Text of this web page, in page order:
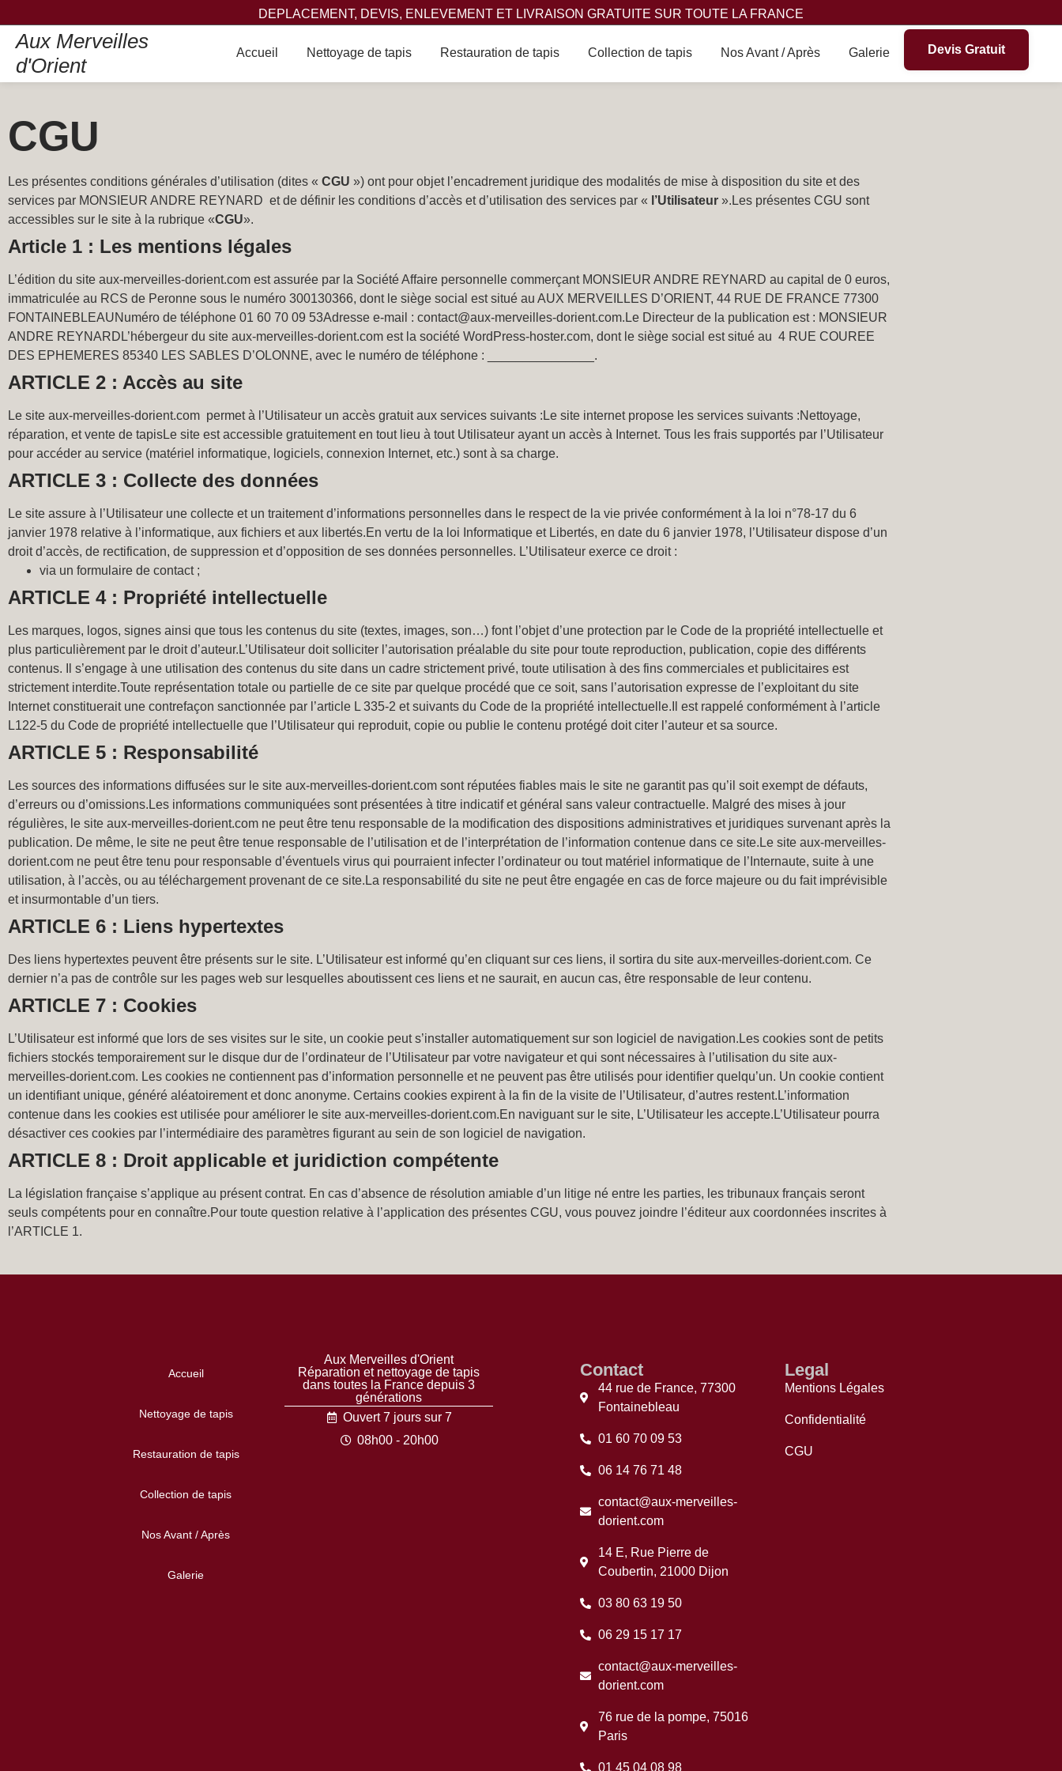
DEPLACEMENT, DEVIS, ENLEVEMENT ET LIVRAISON GRATUITE SUR TOUTE LA FRANCE
Aux Merveilles
d'Orient
Accueil Nettoyage de tapis Restauration de tapis Collection de tapis Nos Avant / Après Galerie Devis Gratuit
CGU
Les présentes conditions générales d’utilisation (dites « CGU ») ont pour objet l’encadrement juridique des modalités de mise à disposition du site et des
services par MONSIEUR ANDRE REYNARD et de définir les conditions d’accès et d’utilisation des services par « l’Utilisateur ».Les présentes CGU sont
accessibles sur le site à la rubrique «CGU».
Article 1 : Les mentions légales
L’édition du site aux-merveilles-dorient.com est assurée par la Société Affaire personnelle commerçant MONSIEUR ANDRE REYNARD au capital de 0 euros,
immatriculée au RCS de Peronne sous le numéro 300130366, dont le siège social est situé au AUX MERVEILLES D’ORIENT, 44 RUE DE FRANCE 77300
FONTAINEBLEAUNuméro de téléphone 01 60 70 09 53Adresse e-mail : contact@aux-merveilles-dorient.com.Le Directeur de la publication est : MONSIEUR
ANDRE REYNARDL’hébergeur du site aux-merveilles-dorient.com est la société WordPress-hoster.com, dont le siège social est situé au 4 RUE COUREE
DES EPHEMERES 85340 LES SABLES D’OLONNE, avec le numéro de téléphone : _______________.
ARTICLE 2 : Accès au site
Le site aux-merveilles-dorient.com permet à l’Utilisateur un accès gratuit aux services suivants :Le site internet propose les services suivants :Nettoyage,
réparation, et vente de tapisLe site est accessible gratuitement en tout lieu à tout Utilisateur ayant un accès à Internet. Tous les frais supportés par l’Utilisateur
pour accéder au service (matériel informatique, logiciels, connexion Internet, etc.) sont à sa charge.
ARTICLE 3 : Collecte des données
Le site assure à l’Utilisateur une collecte et un traitement d’informations personnelles dans le respect de la vie privée conformément à la loi n°78-17 du 6
janvier 1978 relative à l’informatique, aux fichiers et aux libertés.En vertu de la loi Informatique et Libertés, en date du 6 janvier 1978, l’Utilisateur dispose d’un
droit d’accès, de rectification, de suppression et d’opposition de ses données personnelles. L’Utilisateur exerce ce droit :
via un formulaire de contact ;
ARTICLE 4 : Propriété intellectuelle
Les marques, logos, signes ainsi que tous les contenus du site (textes, images, son…) font l’objet d’une protection par le Code de la propriété intellectuelle et
plus particulièrement par le droit d’auteur.L’Utilisateur doit solliciter l’autorisation préalable du site pour toute reproduction, publication, copie des différents
contenus. Il s’engage à une utilisation des contenus du site dans un cadre strictement privé, toute utilisation à des fins commerciales et publicitaires est
strictement interdite.Toute représentation totale ou partielle de ce site par quelque procédé que ce soit, sans l’autorisation expresse de l’exploitant du site
Internet constituerait une contrefaçon sanctionnée par l’article L 335-2 et suivants du Code de la propriété intellectuelle.Il est rappelé conformément à l’article
L122-5 du Code de propriété intellectuelle que l’Utilisateur qui reproduit, copie ou publie le contenu protégé doit citer l’auteur et sa source.
ARTICLE 5 : Responsabilité
Les sources des informations diffusées sur le site aux-merveilles-dorient.com sont réputées fiables mais le site ne garantit pas qu’il soit exempt de défauts,
d’erreurs ou d’omissions.Les informations communiquées sont présentées à titre indicatif et général sans valeur contractuelle. Malgré des mises à jour
régulières, le site aux-merveilles-dorient.com ne peut être tenu responsable de la modification des dispositions administratives et juridiques survenant après la
publication. De même, le site ne peut être tenue responsable de l’utilisation et de l’interprétation de l’information contenue dans ce site.Le site aux-merveilles-
dorient.com ne peut être tenu pour responsable d’éventuels virus qui pourraient infecter l’ordinateur ou tout matériel informatique de l’Internaute, suite à une
utilisation, à l’accès, ou au téléchargement provenant de ce site.La responsabilité du site ne peut être engagée en cas de force majeure ou du fait imprévisible
et insurmontable d’un tiers.
ARTICLE 6 : Liens hypertextes
Des liens hypertextes peuvent être présents sur le site. L’Utilisateur est informé qu’en cliquant sur ces liens, il sortira du site aux-merveilles-dorient.com. Ce
dernier n’a pas de contrôle sur les pages web sur lesquelles aboutissent ces liens et ne saurait, en aucun cas, être responsable de leur contenu.
ARTICLE 7 : Cookies
L’Utilisateur est informé que lors de ses visites sur le site, un cookie peut s’installer automatiquement sur son logiciel de navigation.Les cookies sont de petits
fichiers stockés temporairement sur le disque dur de l’ordinateur de l’Utilisateur par votre navigateur et qui sont nécessaires à l’utilisation du site aux-
merveilles-dorient.com. Les cookies ne contiennent pas d’information personnelle et ne peuvent pas être utilisés pour identifier quelqu’un. Un cookie contient
un identifiant unique, généré aléatoirement et donc anonyme. Certains cookies expirent à la fin de la visite de l’Utilisateur, d’autres restent.L’information
contenue dans les cookies est utilisée pour améliorer le site aux-merveilles-dorient.com.En naviguant sur le site, L’Utilisateur les accepte.L’Utilisateur pourra
désactiver ces cookies par l’intermédiaire des paramètres figurant au sein de son logiciel de navigation.
ARTICLE 8 : Droit applicable et juridiction compétente
La législation française s’applique au présent contrat. En cas d’absence de résolution amiable d’un litige né entre les parties, les tribunaux français seront
seuls compétents pour en connaître.Pour toute question relative à l’application des présentes CGU, vous pouvez joindre l’éditeur aux coordonnées inscrites à
l’ARTICLE 1.
Accueil
Nettoyage de tapis
Restauration de tapis
Collection de tapis
Nos Avant / Après
Galerie
Aux Merveilles d'Orient
Réparation et nettoyage de tapis
dans toutes la France depuis 3
générations
Ouvert 7 jours sur 7
08h00 - 20h00
Contact
44 rue de France, 77300
Fontainebleau
01 60 70 09 53
06 14 76 71 48
contact@aux-merveilles-
dorient.com
14 E, Rue Pierre de
Coubertin, 21000 Dijon
03 80 63 19 50
06 29 15 17 17
contact@aux-merveilles-
dorient.com
76 rue de la pompe, 75016
Paris
01 45 04 08 98
Legal
Mentions Légales
Confidentialité
CGU